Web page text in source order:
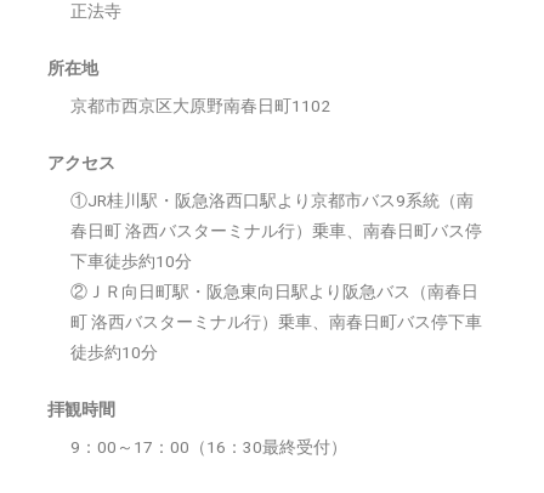
正法寺
所在地
京都市西京区大原野南春日町1102
アクセス
①JR桂川駅・阪急洛西口駅より京都市バス9系統（南
春日町 洛西バスターミナル行）乗車、南春日町バス停
下車徒歩約10分
②ＪＲ向日町駅・阪急東向日駅より阪急バス（南春日
町 洛西バスターミナル行）乗車、南春日町バス停下車
徒歩約10分
拝観時間
9：00～17：00（16：30最終受付）